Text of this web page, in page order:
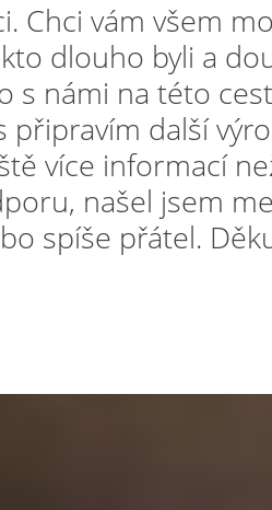
Chci vám všem
dlouho byli a
s námi na této
připravím další
více informací
našel jsem
spíše přátel.